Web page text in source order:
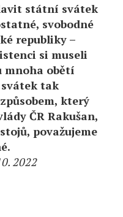
státní svátek
svobodné
republiky –
si museli
mnoha obětí
tak
který
ČR Rakušan,
považujeme
2022